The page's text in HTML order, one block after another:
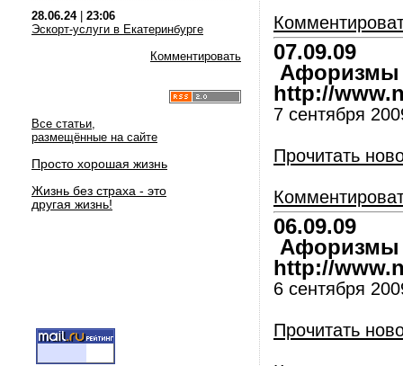
28.06.24| 23:06
Эскорт-услуги в Екатеринбурге
Комментировать
Все статьи,
размещённые на сайте
Просто хорошая жизнь
Жизнь без страха - это
другая жизнь!
07.09.09
Афоризмы
http://
7 сентября
Прочитать
06.09.09
Афоризмы
http://
6 сентября
Прочитать